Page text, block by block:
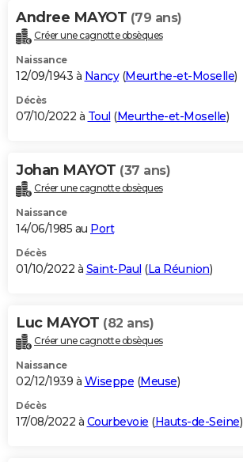
Andree MAYOT (79 ans)
Créer une cagnotte obsèques
Naissance
12/09/1943 à Nancy(Meurthe-et-Moselle)
Décès
07/10/2022 à Toul (Meurthe-et-Moselle)
Johan MAYOT (37 ans)
Créer une cagnotte obsèques
Naissance
14/06/1985 au Port
Décès
01/10/2022 à Saint-Paul (La Réunion)
Luc MAYOT (82 ans)
Créer une cagnotte obsèques
Naissance
02/12/1939 à Wiseppe (Meuse)
Décès
17/08/2022 à Courbevoie (Hauts-de-Seine)